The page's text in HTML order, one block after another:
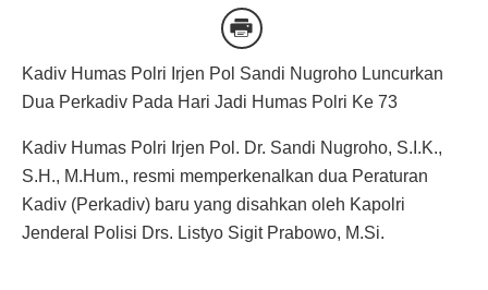
Kadiv Humas Polri Irjen Pol Sandi Nugroho Luncurkan
Dua Perkadiv Pada Hari Jadi Humas Polri Ke 73
Kadiv Humas Polri Irjen Pol. Dr. Sandi Nugroho, S.I.K.,
S.H., M.Hum., resmi memperkenalkan dua Peraturan
Kadiv (Perkadiv) baru yang disahkan oleh Kapolri
Jenderal Polisi Drs. Listyo Sigit Prabowo, M.Si.